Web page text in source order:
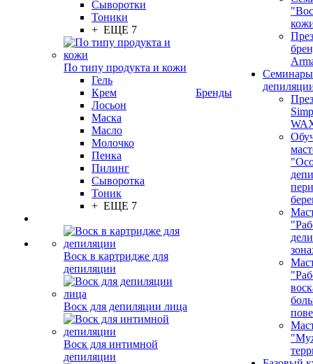
Сыворотки
Тоники
+ ЕЩЕ 7
По типу продукта и кожи
Гель
Крем
Лосьон
Маска
Масло
Молочко
Пенка
Пилинг
Сыворотка
Тоник
+ ЕЩЕ 7
Воск в картридже для
депиляции
Воск для депиляции лица
Воск для интимной
депиляции
Бренды